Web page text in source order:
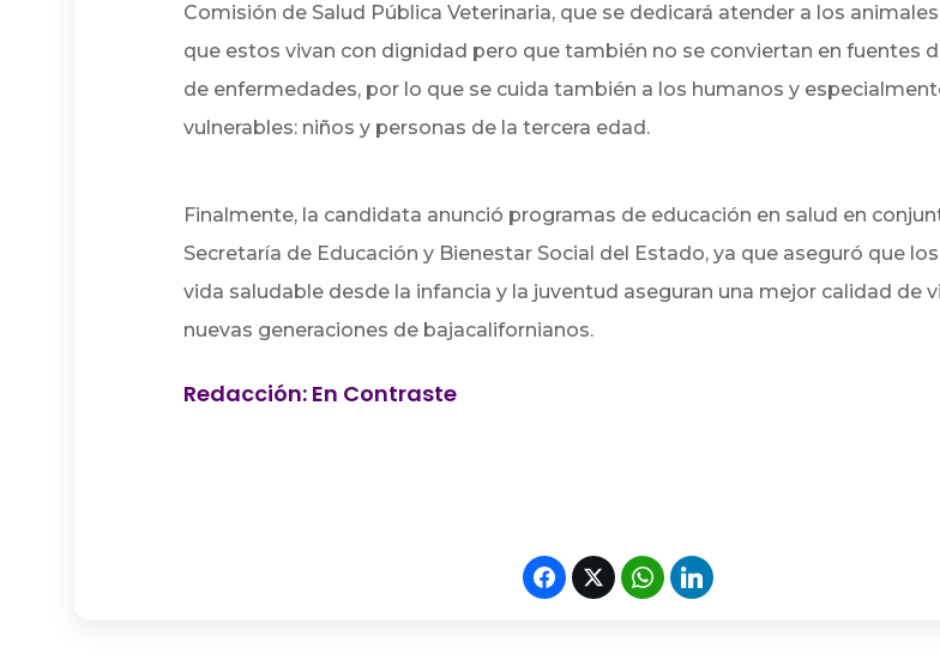
Comisión de Salud Pública Veterinaria, que se dedicará atender a los
que estos vivan con dignidad pero que también no se conviertan en fuentes
de enfermedades, por lo que se cuida también a los humanos y
vulnerables: niños y personas de la tercera edad.
Finalmente, la candidata anunció programas de educación en salud en
Secretaría de Educación y Bienestar Social del Estado, ya que aseguró que
vida saludable desde la infancia y la juventud aseguran una mejor calidad de
nuevas generaciones de bajacalifornianos.
Redacción: En Contraste